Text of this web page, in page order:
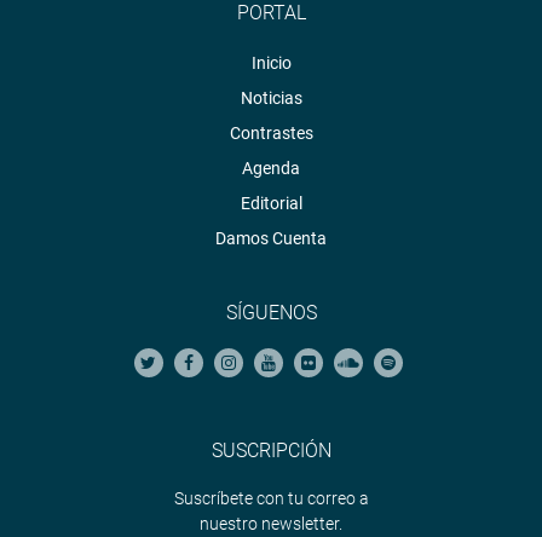
PORTAL
Inicio
Noticias
Contrastes
Agenda
Editorial
Damos Cuenta
SÍGUENOS
SUSCRIPCIÓN
Suscríbete con tu correo a
nuestro newsletter.